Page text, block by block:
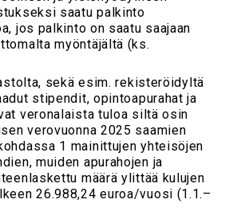
saatu palkinto
jos palkinto on saatu saajaan
myöntäjältä (ks.
sekä esim. rekisteröidyltä
stipendit, opintoapurahat ja
veronalaista tuloa siltä osin
verovuonna 2025 saamien
1 mainittujen yhteisöjen
muiden apurahojen ja
määrä ylittää kulujen
26.988,24 euroa/vuosi (1.1.–